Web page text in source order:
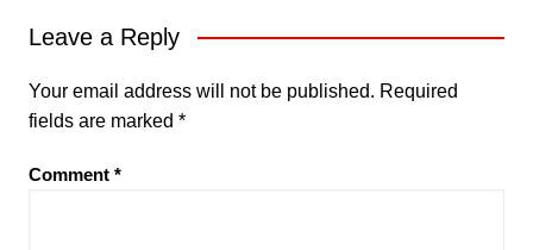
Leave a Reply
Your email address will not be published. Required
fields are marked *
Comment *